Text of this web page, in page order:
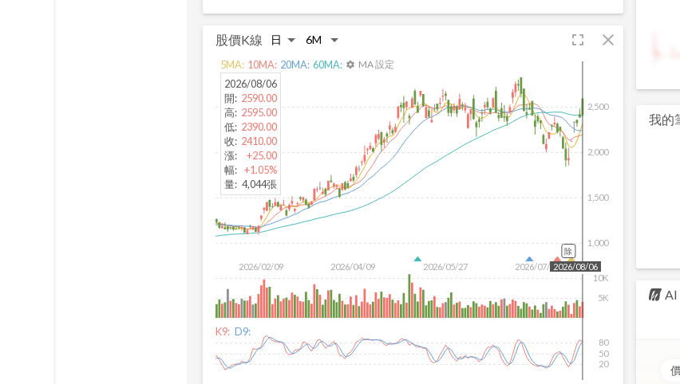
股價K線 fullscreen close
2026/02/09 2026/04/09 2026/05/27 2026/07/15
1,000
1,500
2,000
2,500
2026/08/06
5K
10K
2026/08/06
開: 2590.00
高: 2595.00
低: 2390.00
收: 2410.00
漲:
+25.00
幅: +1.05%
量: 4,044張
5MA: 10MA: 20MA: 60MA: settings MA 設定
除
K9: D9:
20
50
80
我的
AI